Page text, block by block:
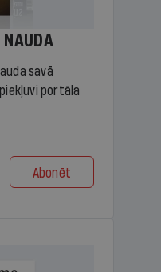
NAUDA
savā
portāla
Abonēt